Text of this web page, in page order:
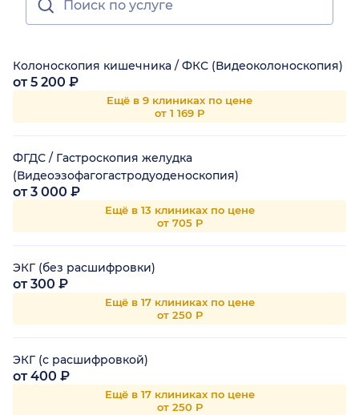
Колоноскопия кишечника / ФКС (Видеоколоноскопия)
от 5 200 ₽
Ещё в 9 клиниках по цене
от 1 169 Р
ФГДС / Гастроскопия желудка
(Видеоэзофагогастродуоденоскопия)
от 3 000 ₽
Ещё в 13 клиниках по цене
от 705 Р
ЭКГ (без расшифровки)
от 300 ₽
Ещё в 17 клиниках по цене
от 250 Р
ЭКГ (с расшифровкой)
от 400 ₽
Ещё в 17 клиниках по цене
от 250 Р